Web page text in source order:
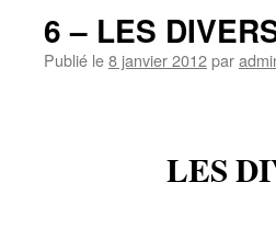
6 – LES
Publié le8 janvier 2012par
LES